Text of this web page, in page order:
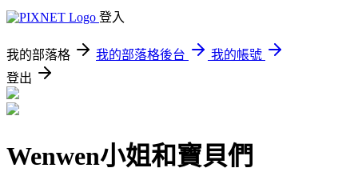
登入
我的部落格 我的部落格後台
我的帳號
登出
Wenwen小姐和寶貝們